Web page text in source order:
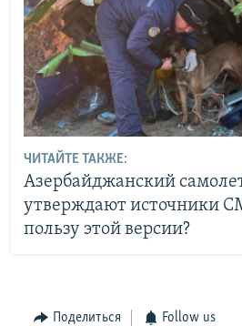
ЧИТАЙТЕ ТАКЖЕ:
Азербайджанский
утверждают источники
пользу этой версии?
Поделиться Follow us